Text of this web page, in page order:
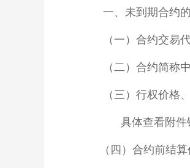
一、未到期合约的
（一） 合约交易
（二）合约简称中
（三）行权价格、
具体查看附件
（四）合约前结算